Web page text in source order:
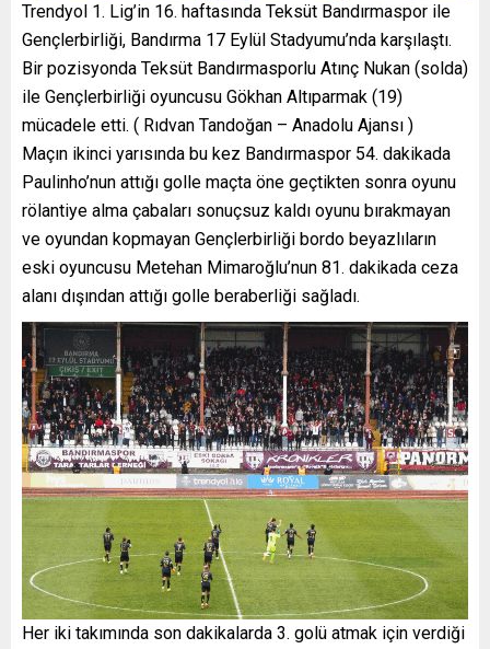
Trendyol 1. Lig’in 16. haftasında Teksüt Bandırmaspor ile
Gençlerbirliği, Bandırma 17 Eylül Stadyumu’nda karşılaştı.
Bir pozisyonda Teksüt Bandırmasporlu Atınç Nukan (solda)
ile Gençlerbirliği oyuncusu Gökhan Altıparmak (19)
mücadele etti. ( Rıdvan Tandoğan – Anadolu Ajansı )
Maçın ikinci yarısında bu kez Bandırmaspor 54. dakikada
Paulinho’nun attığı golle maçta öne geçtikten sonra oyunu
rölantiye alma çabaları sonuçsuz kaldı oyunu bırakmayan
ve oyundan kopmayan Gençlerbirliği bordo beyazlıların
eski oyuncusu Metehan Mimaroğlu’nun 81. dakikada ceza
alanı dışından attığı golle beraberliği sağladı.
Her iki takımında son dakikalarda 3. golü atmak için verdiği